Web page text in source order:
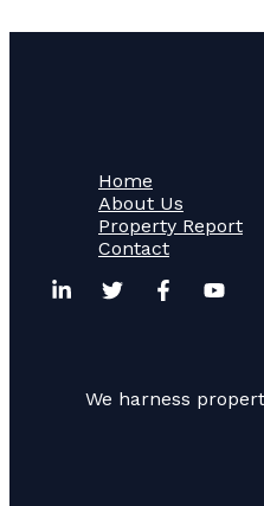
Home
About Us
Property Report
Contact
We harness